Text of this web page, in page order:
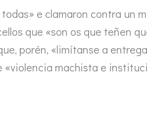
e clamaron contra un
que «son os que teñen
porén, «limítanse a
machista e